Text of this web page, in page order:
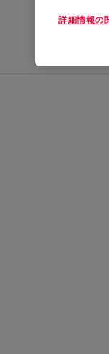
詳細情報の